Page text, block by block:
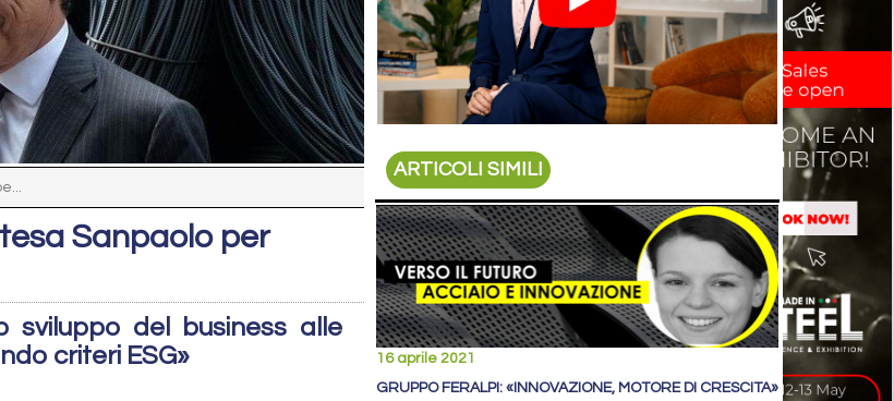
Sanpaolo per
sviluppo del business alle
criteri ESG»
ARTICOLI SIMILI
16 aprile 2021
GRUPPO FERALPI: «INNOVAZIONE, MOTORE DI CRESCITA»